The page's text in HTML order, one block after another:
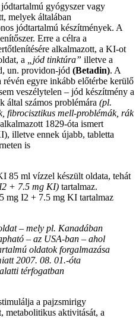
gyógyszer vagy
melyek általában
jódtartalmú készítmények. A
Erre a célra a
alkalmazott, a KI-ot
a
„jód tinktúra” illetve a
un. providon-jód (Betadin). A
révén egyre inkább előtérbe kerülő
veszélytelen – jód készítmény a
által számos problémára (pl.
fibrocisztikus mell-problémák, rák
1829-óta ismert
illetve ennek újabb, tabletta
is
85 ml vízzel készült oldata, tehát
+ 7.5 mg KI) tartalmaz.
mg I2 + 7.5 mg KI tartalmaz
– mely pl. Kanadában
– az USA-ban – ahol
oldatok forgalmazása
2007. 08. 01.-óta
térfogatban